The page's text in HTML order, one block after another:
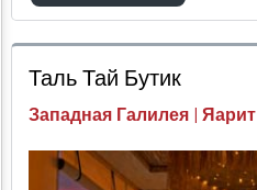
Проверка цен
Таль Тай Бутик
Западная Галилея | Яарит